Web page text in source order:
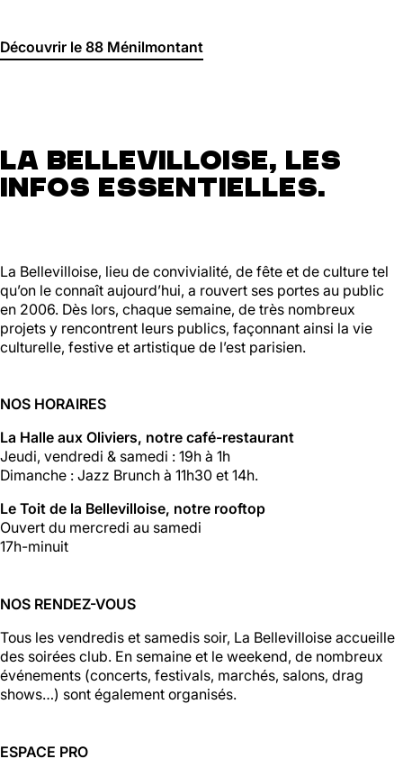
Découvrir le 88 Ménilmontant
La Bellevilloise, les
infos essentielles.
La Bellevilloise, lieu de convivialité, de fête et de culture tel
qu’on le connaît aujourd’hui, a rouvert ses portes au public
en 2006. Dès lors, chaque semaine, de très nombreux
projets y rencontrent leurs publics, façonnant ainsi la vie
culturelle, festive et artistique de l’est parisien.
NOS HORAIRES
La Halle aux Oliviers, notre café-restaurant
Jeudi, vendredi & samedi : 19h à 1h
Dimanche : Jazz Brunch à 11h30 et 14h.
Le Toit de la Bellevilloise, notre rooftop
Ouvert du mercredi au samedi
17h-minuit
NOS RENDEZ-VOUS
Tous les vendredis et samedis soir, La Bellevilloise accueille
des soirées club. En semaine et le weekend, de nombreux
événements (concerts, festivals, marchés, salons, drag
shows…) sont également organisés.
ESPACE PRO